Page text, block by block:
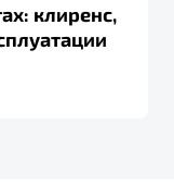
клиренс,